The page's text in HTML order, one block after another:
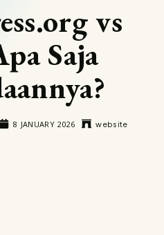
vs
Saja
8 JANUARY 2026 website